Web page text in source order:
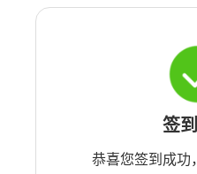
签
恭喜您签到成功